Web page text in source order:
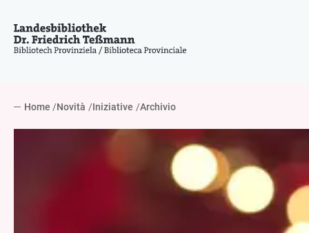
Home Novità Iniziative Archivio